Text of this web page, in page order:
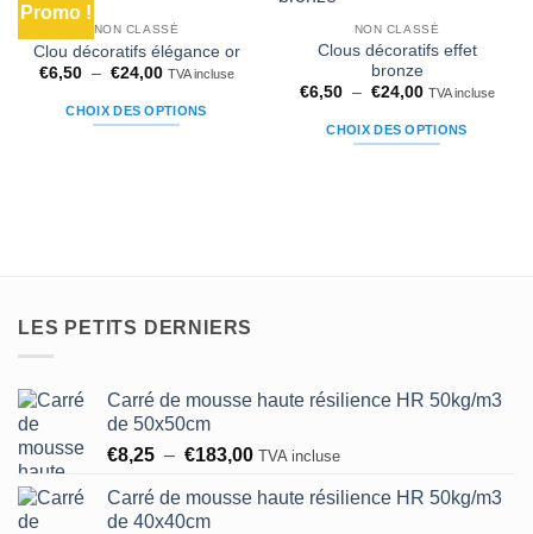
Promo !
NON CLASSÉ
Clou décoratifs élégance or
€6,50 – €24,00Plage
prix :
€6,50
TVA incluse
CHOIX DES OPTIONS
être
sur
la
du
produit
d’envies
NON CLASSÉ
Clous décoratifs effet
bronze
€6,50 – €24,00Plage
prix :
€6,50
TVA incluse
CHOIX DES OPTIONS
sur
produit
LES PETITS DERNIERS
Carré de mousse haute résilience HR 50kg/m3
de 50x50cm
€8,25 – €183,00Plage
prix :
TVA incluse
Carré de mousse haute résilience HR 50kg/m3
de 40x40cm